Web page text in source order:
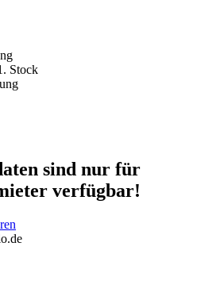
Stock
sind nur für
verfügbar!